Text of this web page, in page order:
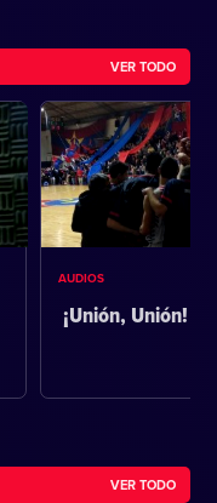
VER TODO
AUDIOS
¡Unión, Unión!
VER TODO